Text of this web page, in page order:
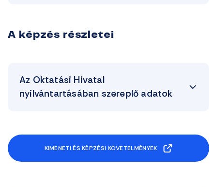
A képzés részletei
Az Oktatási Hivatal
nyilvántartásában szereplő adatok
KIMENETI ÉS KÉPZÉSI KÖVETELMÉNYEK